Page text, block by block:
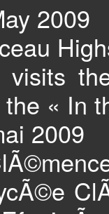
2009
visits
« In
2009